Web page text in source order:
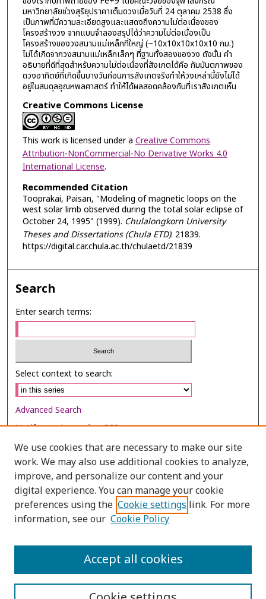
มหาวิทยาลัยช่วงสุริยุปราคาเต็มดวงเมื่อวันที่ 24 ตุลาคม 2538 ซึ่ง
เป็นภาพที่มีความละเอียดสูงและแสดงถึงความไม่ต่อเนื่องของ
โครงสร้างวง จากแบบจำลองสรุปได้ว่าความไม่ต่อเนื่องเป็น
โครงสร้างของวงสนามแม่เหล็กที่ใหญ่ (~10x10x10x10x10 กม.)
ไม่ได้เกิดจากวงสนามแม่เหล็กเล็กๆ ที่ฐานทั้งสองของวง ดังนั้น คำ
อธิบายที่ดีที่สุดสำหรับความไม่ต่อเนื่องที่สังเกตได้คือ กัมมันตภาพของ
ดวงอาทิตย์ที่เกิดขึ้นบางวันก่อนการสังเกตจริงทำให้วงเหล่านี้ยังไม่ได้
อยู่ในสมดุลอุณหพลศาสตร์ ทำให้ได้ผลสอดคล้องกับที่เราสังเกตเห็น
Creative Commons License
This work is licensed under a Creative Commons
Attribution-NonCommercial-No Derivative Works 4.0
International License.
Recommended Citation
Tooprakai, Paisan, "Modeling of magnetic loops on the
west solar limb observed during the total solar eclipse of
October 24, 1995" (1999). Chulalongkorn University
Theses and Dissertations (Chula ETD). 21839.
https://digital.car.chula.ac.th/chulaetd/21839
Search
Enter search terms:
Select context to search:
Advanced Search
Notify me via email orRSS
Browse
Collections
Disciplines
Authors
We use cookies that are necessary to make our site
work. We may also use additional cookies to analyze,
improve, and personalize our content and your
digital experience. You can manage your cookie
preferences using the Cookie settings link. For more
information, see our Cookie Policy
Accept all cookies